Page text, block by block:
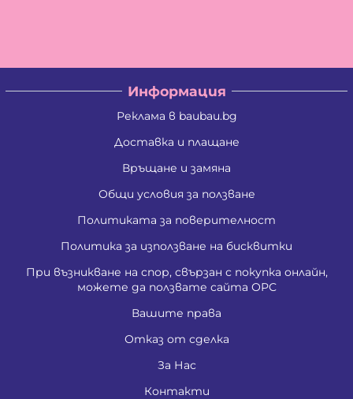
Информация
Реклама в baubau.bg
Доставка и плащане
Връщане и замяна
Общи условия за ползване
Политиката за поверителност
Политика за използване на бисквитки
При възникване на спор, свързан с покупка онлайн,
можете да ползвате сайта ОРС
Вашите права
Отказ от сделка
За Нас
Контакти